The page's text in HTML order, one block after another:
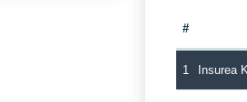
#
1 Insurea